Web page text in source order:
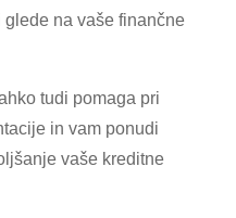
na vaše finančne
tudi pomaga pri
in vam ponudi
vaše kreditne